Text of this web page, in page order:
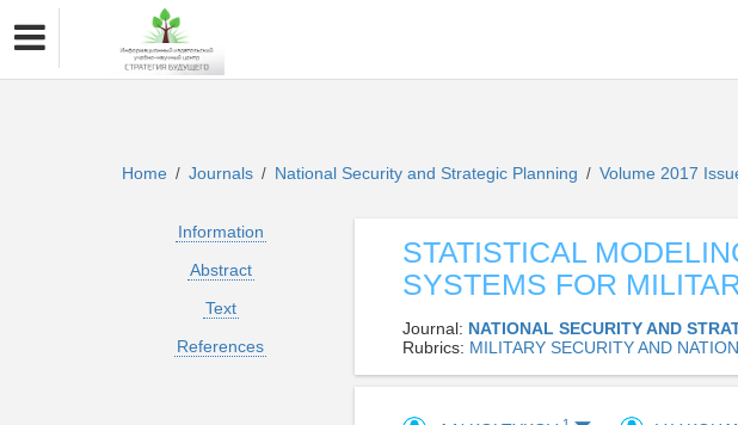
Home / Journals / National Security and Strategic Planning / Volume 2017
Information
Abstract
Text
References
STATISTICAL
SYSTEMS FOR
Journal: NATIONAL SECURITY AND
Rubrics: MILITARY SECURITY AND